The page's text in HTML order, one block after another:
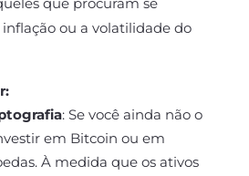
ou a volatilidade do
: Se você ainda não o
em Bitcoin ou em
À medida que os ativos